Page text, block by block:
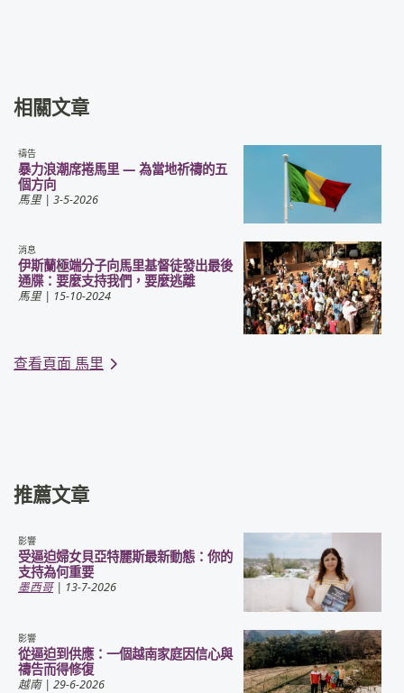
相關文章
禱告
暴力浪潮席捲馬里 — 為當地祈禱的五
個方向
馬里| 3-5-2026
消息
伊斯蘭極端分子向馬里基督徒發出最後
通牒：要麼支持我們，要麼逃離
馬里| 15-10-2024
查看頁面 馬里
推薦文章
影響
受逼迫婦女貝亞特麗斯最新動態：你的
支持為何重要
墨西哥| 13-7-2026
影響
從逼迫到供應：一個越南家庭因信心與
禱告而得修復
越南| 29-6-2026